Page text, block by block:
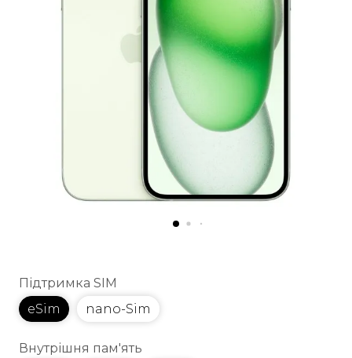
Підтримка SIM
eSim
nano-Sim
Внутрішня пам'ять